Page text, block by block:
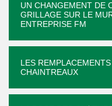
UN CHANGEMENT DE
GRILLAGE SUR LE
ENTREPRISE FM
LES
CHAINTREAUX